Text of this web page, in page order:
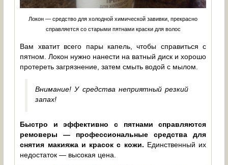
Локон — средство для холодной химической завивки, прекрасно
справляется со старыми пятнами краски для волос
Вам хватит всего пары капель, чтобы справиться с
пятном. Локон нужно нанести на ватный диск и хорошо
протереть загрязнение, затем смыть водой с мылом.
Внимание! У средства неприятный резкий
запах!
Быстро и эффективно с пятнами справляются
ремоверы — профессиональные средства для
снятия макияжа и красок с кожи. Единственный их
недостаток — высокая цена.